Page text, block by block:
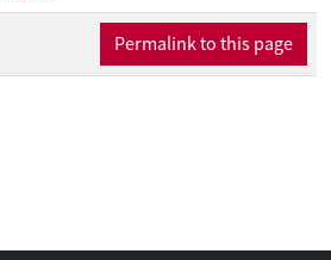
Permalink to this page